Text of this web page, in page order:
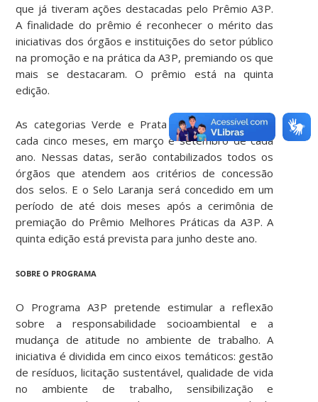
que já tiveram ações destacadas pelo Prêmio A3P.
A finalidade do prêmio é reconhecer o mérito das
iniciativas dos órgãos e instituições do setor público
na promoção e na prática da A3P, premiando os que
mais se destacaram. O prêmio está na quinta
edição.
As categorias Verde e Prata serão concedidas a
cada cinco meses, em março e setembro de cada
ano. Nessas datas, serão contabilizados todos os
órgãos que atendem aos critérios de concessão
dos selos. E o Selo Laranja será concedido em um
período de até dois meses após a cerimônia de
premiação do Prêmio Melhores Práticas da A3P. A
quinta edição está prevista para junho deste ano.
SOBRE O PROGRAMA
O Programa A3P pretende estimular a reflexão
sobre a responsabilidade socioambiental e a
mudança de atitude no ambiente de trabalho. A
iniciativa é dividida em cinco eixos temáticos: gestão
de resíduos, licitação sustentável, qualidade de vida
no ambiente de trabalho, sensibilização e